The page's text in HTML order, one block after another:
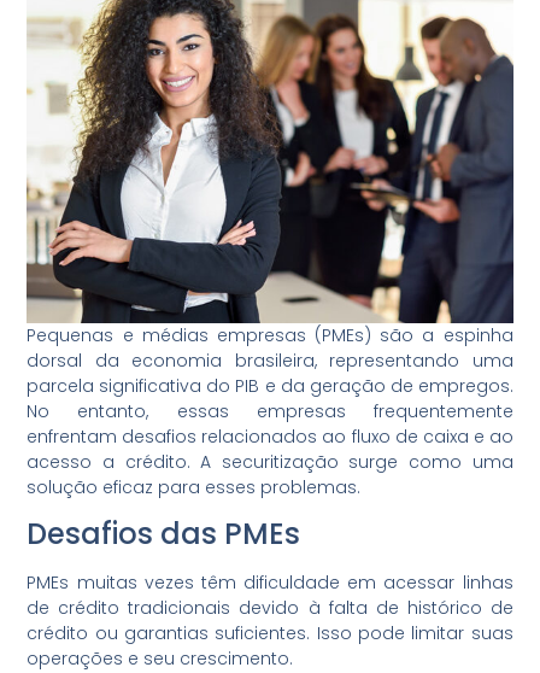
Pequenas e médias empresas (PMEs) são a espinha
dorsal da economia brasileira, representando uma
parcela significativa do PIB e da geração de empregos.
No entanto, essas empresas frequentemente
enfrentam desafios relacionados ao fluxo de caixa e ao
acesso a crédito. A securitização surge como uma
solução eficaz para esses problemas.
Desafios das PMEs
PMEs muitas vezes têm dificuldade em acessar linhas
de crédito tradicionais devido à falta de histórico de
crédito ou garantias suficientes. Isso pode limitar suas
operações e seu crescimento.